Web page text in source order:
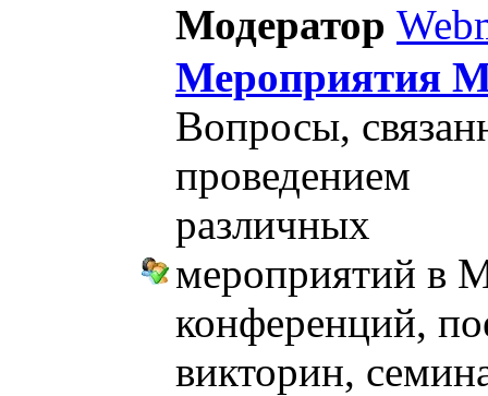
Модератор
Мероприятия
Вопросы,
проведением
различных
мероприятий в
конференций,
викторин,